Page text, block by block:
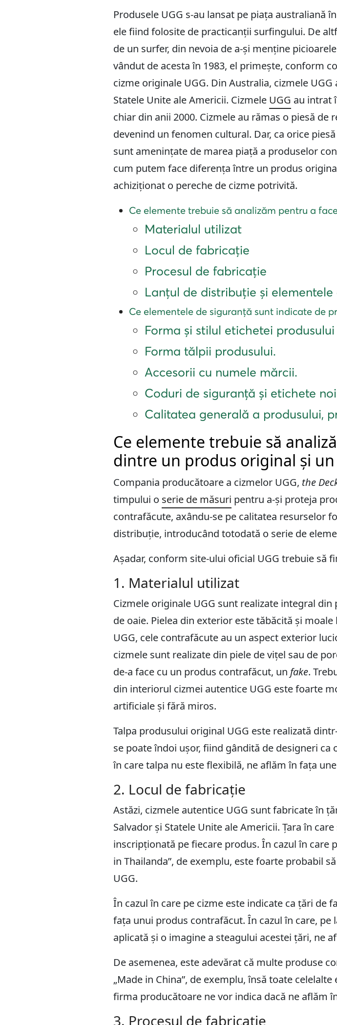
Produsele UGG s-au lansat pe piața australiană
ele fiind folosite de practicanții surfingului. De
de un surfer, din nevoia de a-și menține
vândut de acesta în 1983, el primește, conform
cizme originale UGG. Din Australia, cizmele
Statele Unite ale Americii. Cizmele UGG au intrat
chiar din anii 2000. Cizmele au rămas o piesă de
devenind un fenomen cultural. Dar, ca orice
sunt amenințate de marea piață a produselor
cum putem face diferența între un produs
achiziționat o pereche de cizme potrivită.
Ce elemente trebuie să analizăm pentru a
Materialul utilizat
Locul de fabricație
Procesul de fabricație
Lanțul de distribuție și
Ce elementele de siguranță sunt indicate de
Forma și stilul etichetei
Forma tălpii produsului.
Accesorii cu numele mărcii.
Coduri de siguranță și etichete
Calitatea generală a produsului,
Ce elemente trebuie să
dintre un produs original și un
Compania producătoare a cizmelor UGG, the
timpului o serie de măsuri pentru a-și proteja
contrafăcute, axându-se pe calitatea resurselor
distribuție, introducând totodată o serie de
Așadar, conform site-ului oficial UGG trebuie să
1. Materialul utilizat
Cizmele originale UGG sunt realizate integral
de oaie. Pielea din exterior este tăbăcită și
UGG, cele contrafăcute au un aspect exterior
cizmele sunt realizate din piele de vițel sau de
de-a face cu un produs contrafăcut, un fake.
din interiorul cizmei autentice UGG este foarte
artificiale și fără miros.
Talpa produsului original UGG este realizată
se poate îndoi ușor, fiind gândită de designeri
în care talpa nu este flexibilă, ne aflăm în fața
2. Locul de fabricație
Astăzi, cizmele autentice UGG sunt fabricate în
Salvador și Statele Unite ale Americii. Țara în
inscripționată pe fiecare produs. În cazul în
in Thailanda”, de exemplu, este foarte probabil
UGG.
În cazul în care pe cizme este indicate ca țări de
fața unui produs contrafăcut. În cazul în care, pe
aplicată și o imagine a steagului acestei țări, ne
De asemenea, este adevărat că multe produse
„Made in China”, de exemplu, însă toate
firma producătoare ne vor indica dacă ne aflăm
3. Procesul de fabricație